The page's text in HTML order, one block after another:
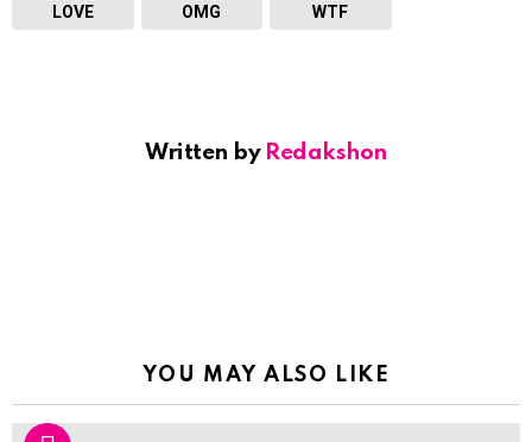
LOVE OMG WTF
Written by Redakshon
YOU MAY ALSO LIKE